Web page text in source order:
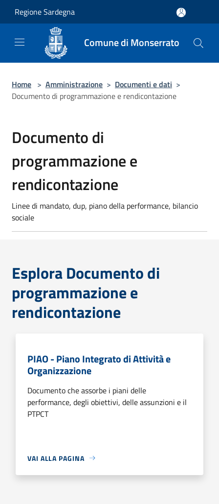
Regione Sardegna
Comune di Monserrato
Home > Amministrazione > Documenti e dati >
Documento di programmazione e rendicontazione
Documento di
programmazione e
rendicontazione
Linee di mandato, dup, piano della performance, bilancio
sociale
Esplora Documento di
programmazione e
rendicontazione
PIAO - Piano Integrato di Attività e
Organizzazione
Documento che assorbe i piani delle
performance, degli obiettivi, delle assunzioni e il
PTPCT
VAI ALLA PAGINA